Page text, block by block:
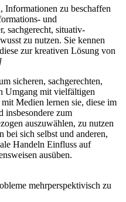
Informationen zu beschaffen
und
sachgerecht, situativ-
zu nutzen. Sie kennen
zur kreativen Lösung von
sicheren, sachgerechten,
Umgang mit vielfältigen
Medien lernen sie, diese im
insbesondere zum
auszuwählen, zu nutzen
bei sich selbst und anderen,
Handeln Einfluss auf
ausüben.
mehrperspektivisch zu